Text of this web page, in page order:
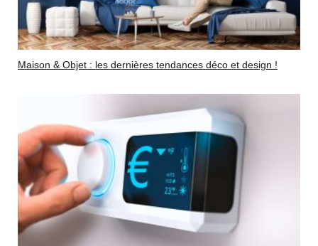
Maison & Objet : les dernières tendances déco et design !